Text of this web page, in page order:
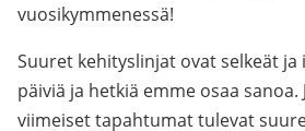
vuosikymmenessä!
Suuret kehityslinjat ovat selkeät ja
päiviä ja hetkiä emme osaa
viimeiset tapahtumat tulevat